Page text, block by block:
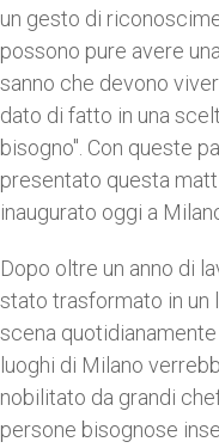
un gesto di
possono pure avere
sanno che devono
dato di fatto in una
bisogno". Con queste
presentato questa
inaugurato oggi a
Dopo oltre un anno di
stato trasformato in un
scena
luoghi di Milano
nobilitato da grandi
persone bisognose